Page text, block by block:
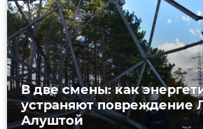
В две смены: как
устраняют повреждение
Алуштой